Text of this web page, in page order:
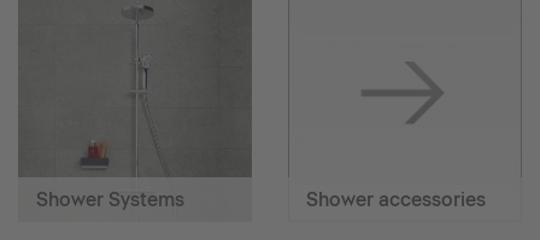
Shower Systems Shower accessories